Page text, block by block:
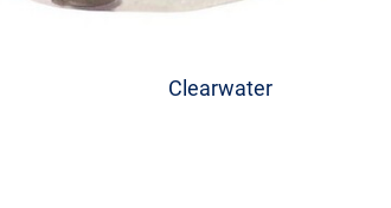
Clearwater